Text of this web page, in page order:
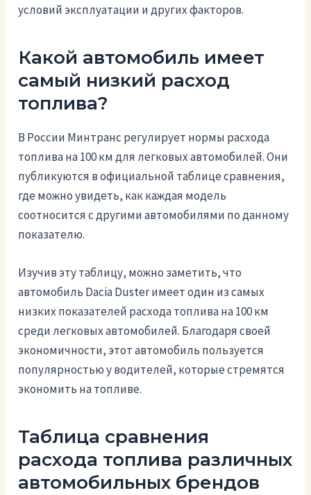
условий эксплуатации и других факторов.
Какой автомобиль имеет
самый низкий расход
топлива?
В России Минтранс регулирует нормы расхода
топлива на 100 км для легковых автомобилей. Они
публикуются в официальной таблице сравнения,
где можно увидеть, как каждая модель
соотносится с другими автомобилями по данному
показателю.
Изучив эту таблицу, можно заметить, что
автомобиль Dacia Duster имеет один из самых
низких показателей расхода топлива на 100 км
среди легковых автомобилей. Благодаря своей
экономичности, этот автомобиль пользуется
популярностью у водителей, которые стремятся
экономить на топливе.
Таблица сравнения
расхода топлива различных
автомобильных брендов